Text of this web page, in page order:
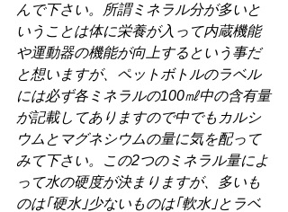
んで下さい。所謂ミネラル分が多いと
いうことは体に栄養が入って内蔵機能
や運動器の機能が向上するという事だ
と想いますが、ペットボトルのラベル
には必ず各ミネラルの100㎖中の含有量
が記載してありますので中でもカルシ
ウムとマグネシウムの量に気を配って
みて下さい。この2つのミネラル量によ
って水の硬度が決まりますが、多いも
のは｢硬水｣少ないものは｢軟水｣とラベ